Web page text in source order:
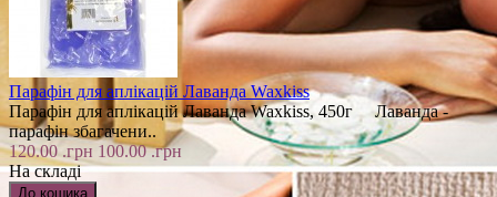
Парафін для аплікацій Лаванда Waxkiss
Парафін для аплікацій Лаванда Waxkiss, 450г Лаванда -
парафін збагачени..
120.00 .грн 100.00 .грн
На складі